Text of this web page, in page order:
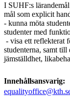
I SUHF:s
mål som explicit
- kunna möta
studenter med
- visa ett reflekterat
studenterna, samt
jämställdhet,
Innehållsansvarig: